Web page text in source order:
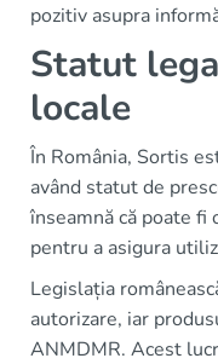
pozitiv asupra
Statut
locale
În România, Sortis
având statut de
înseamnă că poate fi
pentru a asigura
Legislația
autorizare, iar
ANMDMR. Acest